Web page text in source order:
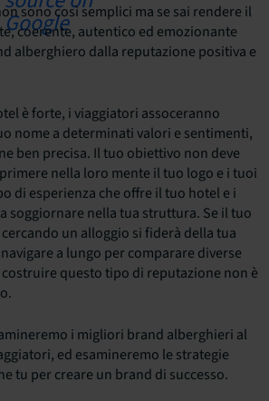
sono così semplici ma se sai rendere il
coerente, autentico ed emozionante
alberghiero dalla reputazione positiva e
è forte, i viaggiatori assoceranno
nome a determinati valori e sentimenti,
ben precisa. Il tuo obiettivo non deve
nella loro mente il tuo logo e i tuoi
di esperienza che offre il tuo hotel e i
soggiornare nella tua struttura. Se il tuo
cercando un alloggio sifiderà della tua
a lungo per comparare diverse
questo tipo di reputazione non è
i migliori brand alberghieri al
ed esamineremo le strategie
tu per creare un brand di successo.